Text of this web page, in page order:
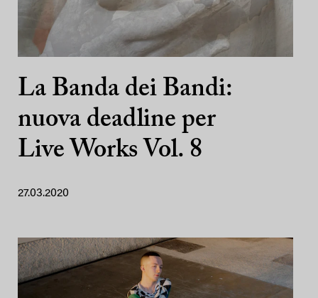
La Banda dei Bandi:
nuova deadline per
Live Works Vol. 8
27.03.2020